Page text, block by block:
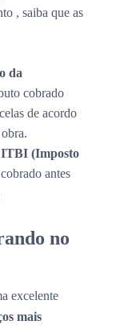
, saiba que as
da
cobrado
de acordo
ITBI (Imposto
antes
no
excelente
mais